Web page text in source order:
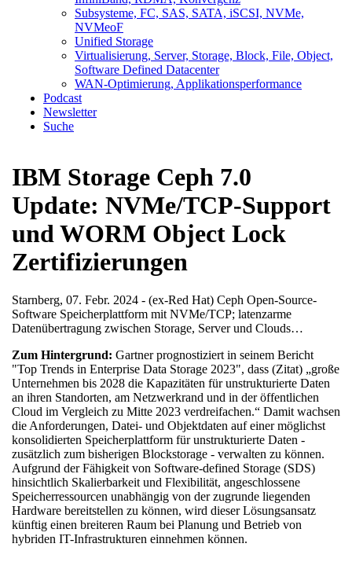
Subsysteme, FC, SAS, SATA, iSCSI, NVMe,
NVMeoF
Unified Storage
Virtualisierung, Server, Storage, Block, File, Object,
Software Defined Datacenter
WAN-Optimierung, Applikationsperformance
Podcast
Newsletter
Suche
IBM Storage Ceph 7.0
Update: NVMe/TCP-Support
und WORM Object Lock
Zertifizierungen
Starnberg, 07. Febr. 2024 - (ex-Red Hat) Ceph Open-Source-
Software Speicherplattform mit NVMe/TCP; latenzarme
Datenübertragung zwischen Storage, Server und Clouds…
Zum Hintergrund: Gartner prognostiziert in seinem Bericht
"Top Trends in Enterprise Data Storage 2023", dass (Zitat) „große
Unternehmen bis 2028 die Kapazitäten für unstrukturierte Daten
an ihren Standorten, am Netzwerkrand und in der öffentlichen
Cloud im Vergleich zu Mitte 2023 verdreifachen.“ Damit wachsen
die Anforderungen, Datei- und Objektdaten auf einer möglichst
konsolidierten Speicherplattform für unstrukturierte Daten -
zusätzlich zum bisherigen Blockstorage - verwalten zu können.
Aufgrund der Fähigkeit von Software-defined Storage (SDS)
hinsichtlich Skalierbarkeit und Flexibilität, angeschlossene
Speicherressourcen unabhängig von der zugrunde liegenden
Hardware bereitstellen zu können, wird dieser Lösungsansatz
künftig einen breiteren Raum bei Planung und Betrieb von
hybriden IT-Infrastrukturen einnehmen können.